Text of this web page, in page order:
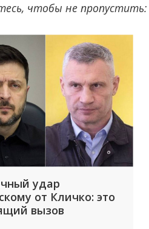
чтобы не пропустить:
удар
от Кличко: это
вызов